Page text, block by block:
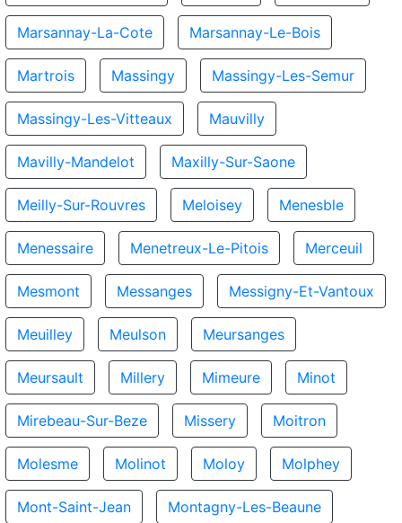
Marsannay-La-Cote Marsannay-Le-Bois
Martrois Massingy Massingy-Les-Semur
Massingy-Les-Vitteaux Mauvilly
Mavilly-Mandelot Maxilly-Sur-Saone
Meilly-Sur-Rouvres Meloisey Menesble
Menessaire Menetreux-Le-Pitois Merceuil
Mesmont Messanges Messigny-Et-Vantoux
Meuilley Meulson Meursanges
Meursault Millery Mimeure Minot
Mirebeau-Sur-Beze Missery Moitron
Molesme Molinot Moloy Molphey
Mont-Saint-Jean Montagny-Les-Beaune